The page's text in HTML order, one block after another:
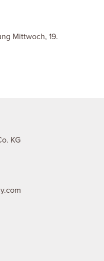
Mittwoch, 19.
KG